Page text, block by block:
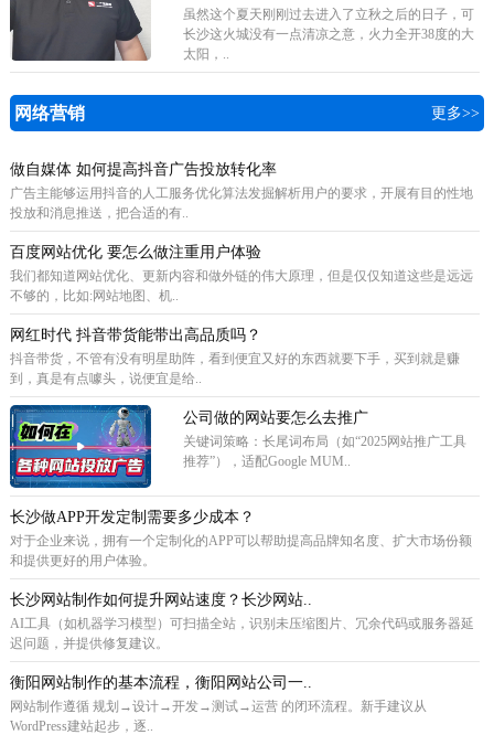
虽然这个夏天刚刚过去进入了立秋之后的日子，可
长沙这火城没有一点清凉之意，火力全开38度的大
太阳，..
网络营销 更多>>
做自媒体 如何提高抖音广告投放转化率
广告主能够运用抖音的人工服务优化算法发掘解析用户的要求，开展有目的性地
投放和消息推送，把合适的有..
百度网站优化 要怎么做注重用户体验
我们都知道网站优化、更新内容和做外链的伟大原理，但是仅仅知道这些是远远
不够的，比如:网站地图、机..
网红时代 抖音带货能带出高品质吗？
抖音带货，不管有没有明星助阵，看到便宜又好的东西就要下手，买到就是赚
到，真是有点噱头，说便宜是给..
公司做的网站要怎么去推广
关键词策略‌：长尾词布局（如“2025网站推广工具
推荐”），适配Google MUM..
长沙做APP开发定制需要多少成本？
对于企业来说，拥有一个定制化的APP可以帮助提高品牌知名度、扩大市场份额
和提供更好的用户体验。
长沙网站制作如何提升网站速度？长沙网站..
AI工具（如机器学习模型）可扫描全站，识别未压缩图片、冗余代码或服务器延
迟问题，并提供修复建议。
衡阳网站制作的基本流程，衡阳网站公司一..
网站制作遵循 规划→设计→开发→测试→运营 的闭环流程。新手建议从
WordPress建站起步，逐..